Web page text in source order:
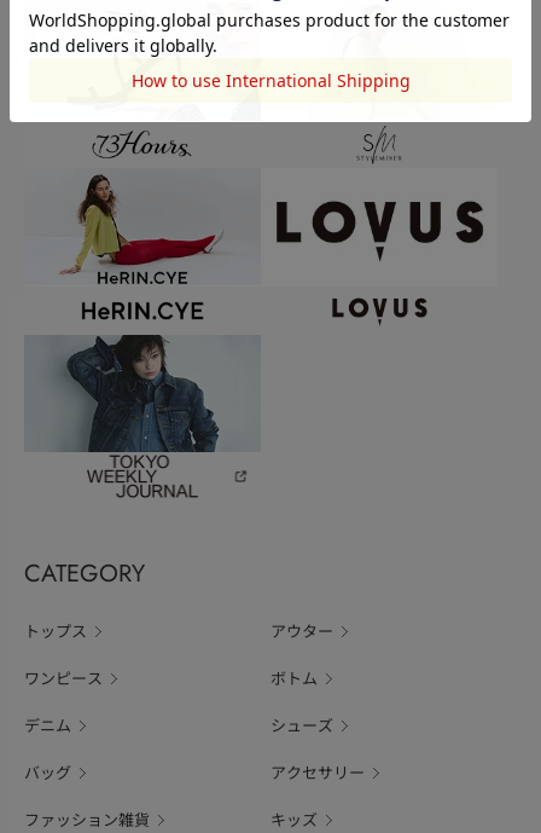
CATEGORY
トップス アウター
ワンピース ボトム
デニム シューズ
バッグ アクセサリー
ファッション雑貨 キッズ